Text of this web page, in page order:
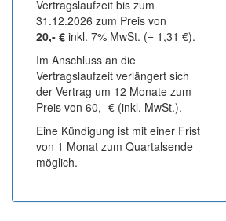
Vertragslaufzeit bis zum
31.12.2026 zum Preis von
20,- € inkl. 7% MwSt. (= 1,31 €).
Im Anschluss an die
Vertragslaufzeit verlängert sich
der Vertrag um 12 Monate zum
Preis von 60,- € (inkl. MwSt.).
Eine Kündigung ist mit einer Frist
von 1 Monat zum Quartalsende
möglich.